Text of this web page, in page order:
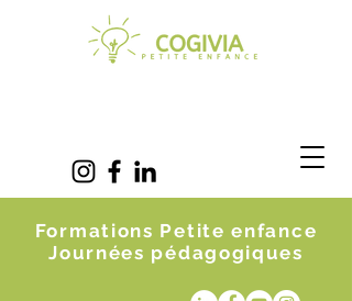
Formations Petite enfance
Journées pédagogiques